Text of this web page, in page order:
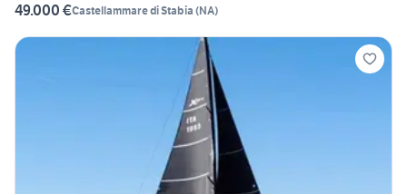
49.000 €Castellammare di Stabia (NA)